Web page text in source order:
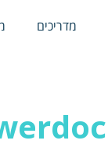
מדריכים
מדריכים